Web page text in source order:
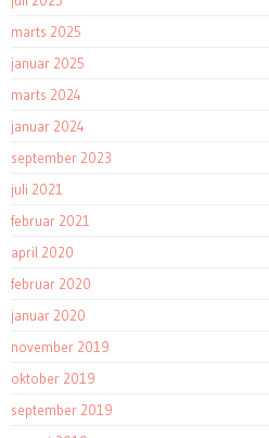
marts 2025
januar 2025
marts 2024
januar 2024
september 2023
juli 2021
februar 2021
april 2020
februar 2020
januar 2020
november 2019
oktober 2019
september 2019